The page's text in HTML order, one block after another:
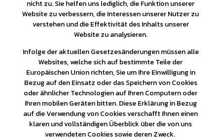
nicht zu. Sie helfen uns lediglich, die Funktion unserer
Website zu verbessern, die Interessen unserer Nutzer zu
verstehen und die Effektivität des Inhalts unserer
Website zu analysieren.
Infolge der aktuellen Gesetzesänderungen müssen alle
Websites, welche sich auf bestimmte Teile der
Europäischen Union richten, Sie um Ihre Einwilligung in
Bezug auf den Einsatz oder das Speichern von Cookies
oder ähnlicher Technologien auf Ihren Computern oder
Ihren mobilen Geräten bitten. Diese Erklärung in Bezug
auf die Verwendung von Cookies verschafft Ihnen einen
klaren und vollständigen Überblick über die von uns
verwendeten Cookies sowie deren Zweck.